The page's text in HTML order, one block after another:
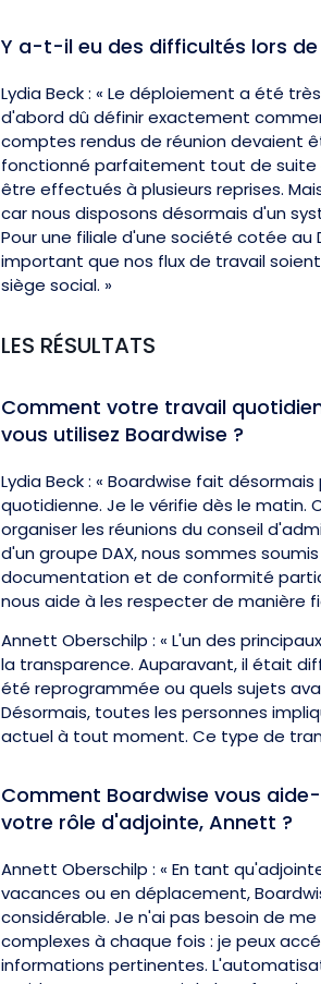
Y a-t-il eu des difficultés lors
Lydia Beck : « Le déploiement a été
d'abord dû définir exactement
comptes rendus de réunion devaient
fonctionné parfaitement tout de
être effectués à plusieurs reprises.
car nous disposons désormais d'un
Pour une filiale d'une société cotée au
important que nos flux de travail
siège social. »
LES RÉSULTATS
Comment votre travail
vous utilisez Boardwise ?
Lydia Beck : « Boardwise fait
quotidienne. Je le vérifie dès le matin.
organiser les réunions du conseil
d'un groupe DAX, nous sommes
documentation et de conformité
nous aide à les respecter de manière
Annett Oberschilp : « L'un des
la transparence. Auparavant, il était
été reprogrammée ou quels sujets
Désormais, toutes les personnes
actuel à tout moment. Ce type de
Comment Boardwise vous
votre rôle d'adjointe, Annett ?
Annett Oberschilp : « En tant
vacances ou en déplacement,
considérable. Je n'ai pas besoin de
complexes à chaque fois : je peux
informations pertinentes.